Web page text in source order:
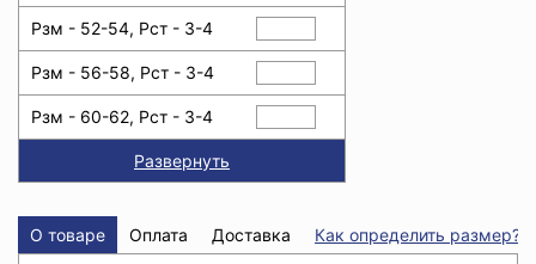
Рзм - 52-54, Рст - 3-4
Рзм - 56-58, Рст - 3-4
Рзм - 60-62, Рст - 3-4
Развернуть
О товаре Оплата Доставка
Как определить размер?